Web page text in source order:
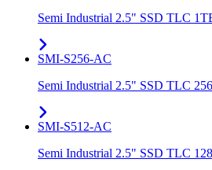
Semi Industrial 2.5" SSD TLC
SMI-S256-AC
Semi Industrial 2.5" SSD TLC
SMI-S512-AC
Semi Industrial 2.5" SSD TLC